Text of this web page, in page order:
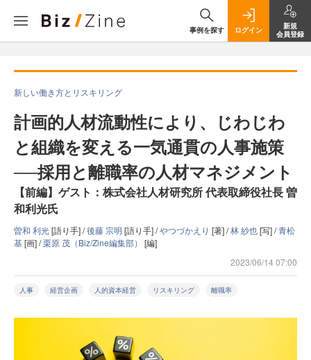
事例を探す ログイン
新規
会員登録
新しい働き方とリスキリング
計画的人材流動性により、じわじわ
と組織を変える一気通貫の人事施策
──採用と離職率の人材マネジメント
【前編】ゲスト：株式会社人材研究所 代表取締役社長 曽
和利光氏
曽和 利光[語り手] /後藤 宗明 [語り手] /やつづかえり [著] /林 紗也[写] /青松
基[画] /栗原 茂（Biz/Zine編集部） [編]
2023/06/14 07:00
人事 経営企画 人的資本経営 リスキリング 離職率